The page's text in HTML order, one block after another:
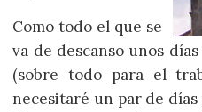
Como todo el que se
va de descanso unos
(sobre todo para el
necesitaré un par de